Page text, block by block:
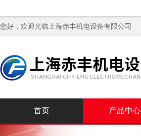
您好，欢迎光临上海赤丰机电设备有限公司
首页 产品中心